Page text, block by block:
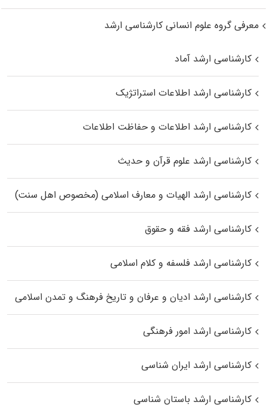
معرفی گروه علوم انسانی کارشناسی ارشد
کارشناسی ارشد آماد
کارشناسی ارشد اطلاعات استراتژیک
کارشناسی ارشد اطلاعات و حفاظت اطلاعات
کارشناسی ارشد علوم قرآن و حدیث
کارشناسی ارشد الهیات و معارف اسلامی (مخصوص اهل سنت)
کارشناسی ارشد فقه و حقوق
کارشناسی ارشد فلسفه و کلام اسلامی
کارشناسی ارشد ادیان و عرفان و تاریخ فرهنگ و تمدن اسلامی
کارشناسی ارشد امور فرهنگی
کارشناسی ارشد ایران شناسی
کارشناسی ارشد باستان شناسی